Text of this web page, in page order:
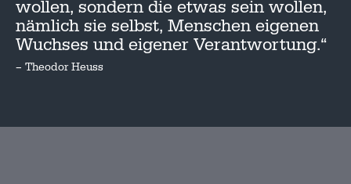
wollen, sondern die etwas sein wollen,
nämlich sie selbst, Menschen eigenen
Wuchses und eigener Verantwortung.“
– Theodor Heuss